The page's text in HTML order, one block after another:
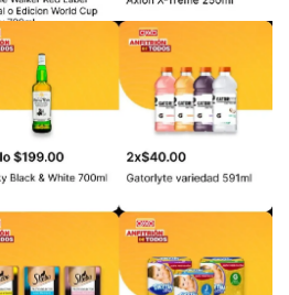
PUBLICIDAD